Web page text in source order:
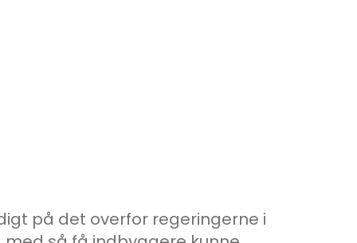
på det overfor regeringerne i